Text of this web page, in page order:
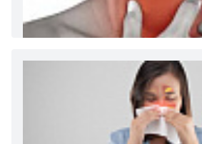
Диета 7 стол при заболеваниях
Ларингит: все о ларингите и его